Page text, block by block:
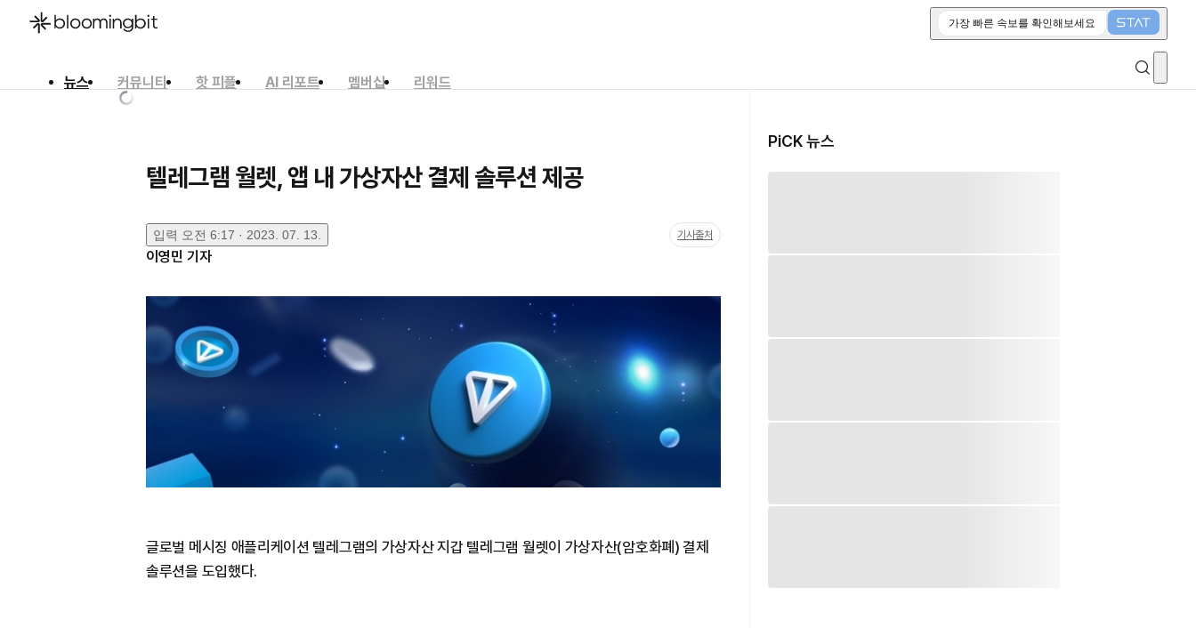
가장 빠른 속보를 확인해보세요
뉴스 커뮤니티 핫 피플 AI 리포트 멤버십
리워드
텔레그램 월렛, 앱 내 가상자산 결제 솔루션 제공
입력 오전 6:17 · 2023. 07. 13. 기사출처
이영민 기자
글로벌 메시징 애플리케이션 텔레그램의 가상자산 지갑 텔레그램 월렛이 가상자산(암호화폐) 결제
솔루션을 도입했다.
PiCK 뉴스